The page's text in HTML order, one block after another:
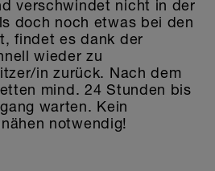
verschwindet nicht in der
doch noch etwas bei den
findet es dank der
wieder zu
in zurück. Nach dem
mind. 24 Stunden bis
warten. Kein
notwendig!